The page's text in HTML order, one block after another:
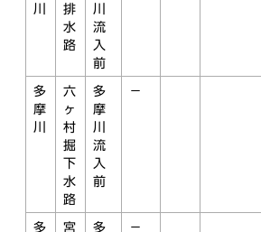
川
排
水
路
川
流
入
前
多
摩
川
六
ヶ
村
掘
下
水
路
多
摩
川
流
入
前
－
多
宮
多
－